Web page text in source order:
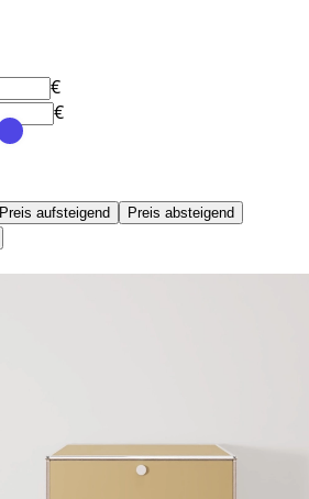
€
€
Preis aufsteigend
Preis absteigend